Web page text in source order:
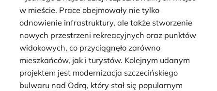
w mieście. Prace obejmowały nie tylko
odnowienie infrastruktury, ale także stworzenie
nowych przestrzeni rekreacyjnych oraz punktów
widokowych, co przyciągnęło zarówno
mieszkańców, jak i turystów. Kolejnym udanym
projektem jest modernizacja szczecińskiego
bulwaru nad Odrą, który stał się popularnym